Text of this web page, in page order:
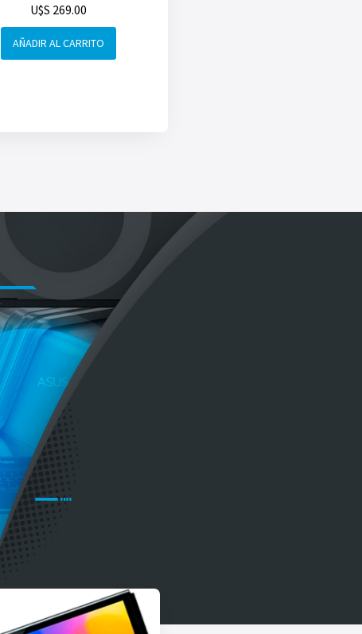
U$S 269.00
AÑADIR AL CARRITO